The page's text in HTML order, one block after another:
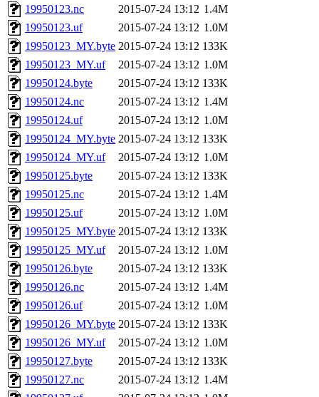
19950123.nc
2015-07-24 13:12 1.4M
19950123.uf
2015-07-24 13:12 1.0M
19950123_MY.byte 2015-07-24 13:12 133K
19950123_MY.uf
2015-07-24 13:12 1.0M
19950124.byte
2015-07-24 13:12 133K
19950124.nc
2015-07-24 13:12 1.4M
19950124.uf
2015-07-24 13:12 1.0M
19950124_MY.byte 2015-07-24 13:12 133K
19950124_MY.uf
2015-07-24 13:12 1.0M
19950125.byte
2015-07-24 13:12 133K
19950125.nc
2015-07-24 13:12 1.4M
19950125.uf
2015-07-24 13:12 1.0M
19950125_MY.byte 2015-07-24 13:12 133K
19950125_MY.uf
2015-07-24 13:12 1.0M
19950126.byte
2015-07-24 13:12 133K
19950126.nc
2015-07-24 13:12 1.4M
19950126.uf
2015-07-24 13:12 1.0M
19950126_MY.byte 2015-07-24 13:12 133K
19950126_MY.uf
2015-07-24 13:12 1.0M
19950127.byte
2015-07-24 13:12 133K
19950127.nc
2015-07-24 13:12 1.4M